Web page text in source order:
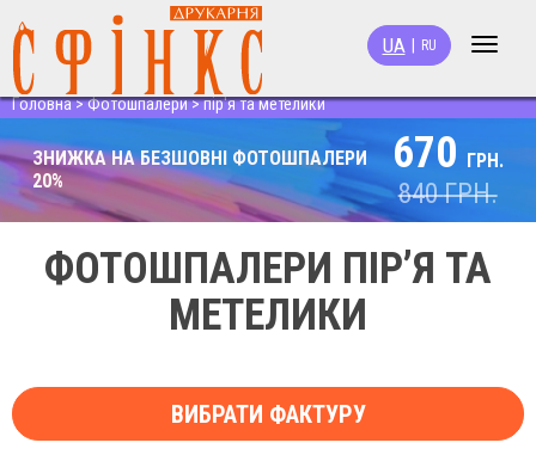
Toggle
UA RU
Головна>Фотошпалери>пір'я та метелики
ЗНИЖКА НА БЕЗШОВНІ ФОТОШПАЛЕРИ
20%
670 ГРН.
840ГРН.
ФОТОШПАЛЕРИ ПІР’Я ТА
МЕТЕЛИКИ
ВИБРАТИ ФАКТУРУ